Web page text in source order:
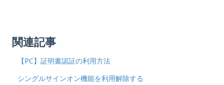
関連記事
【PC】証明書認証の利用方法
シングルサインオン機能を利用解除する